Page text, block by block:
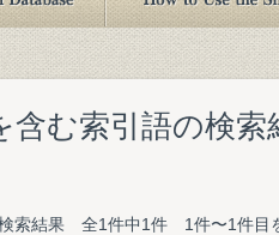
含む索引語の検索
索結果 全1件中1件 1件〜1件目